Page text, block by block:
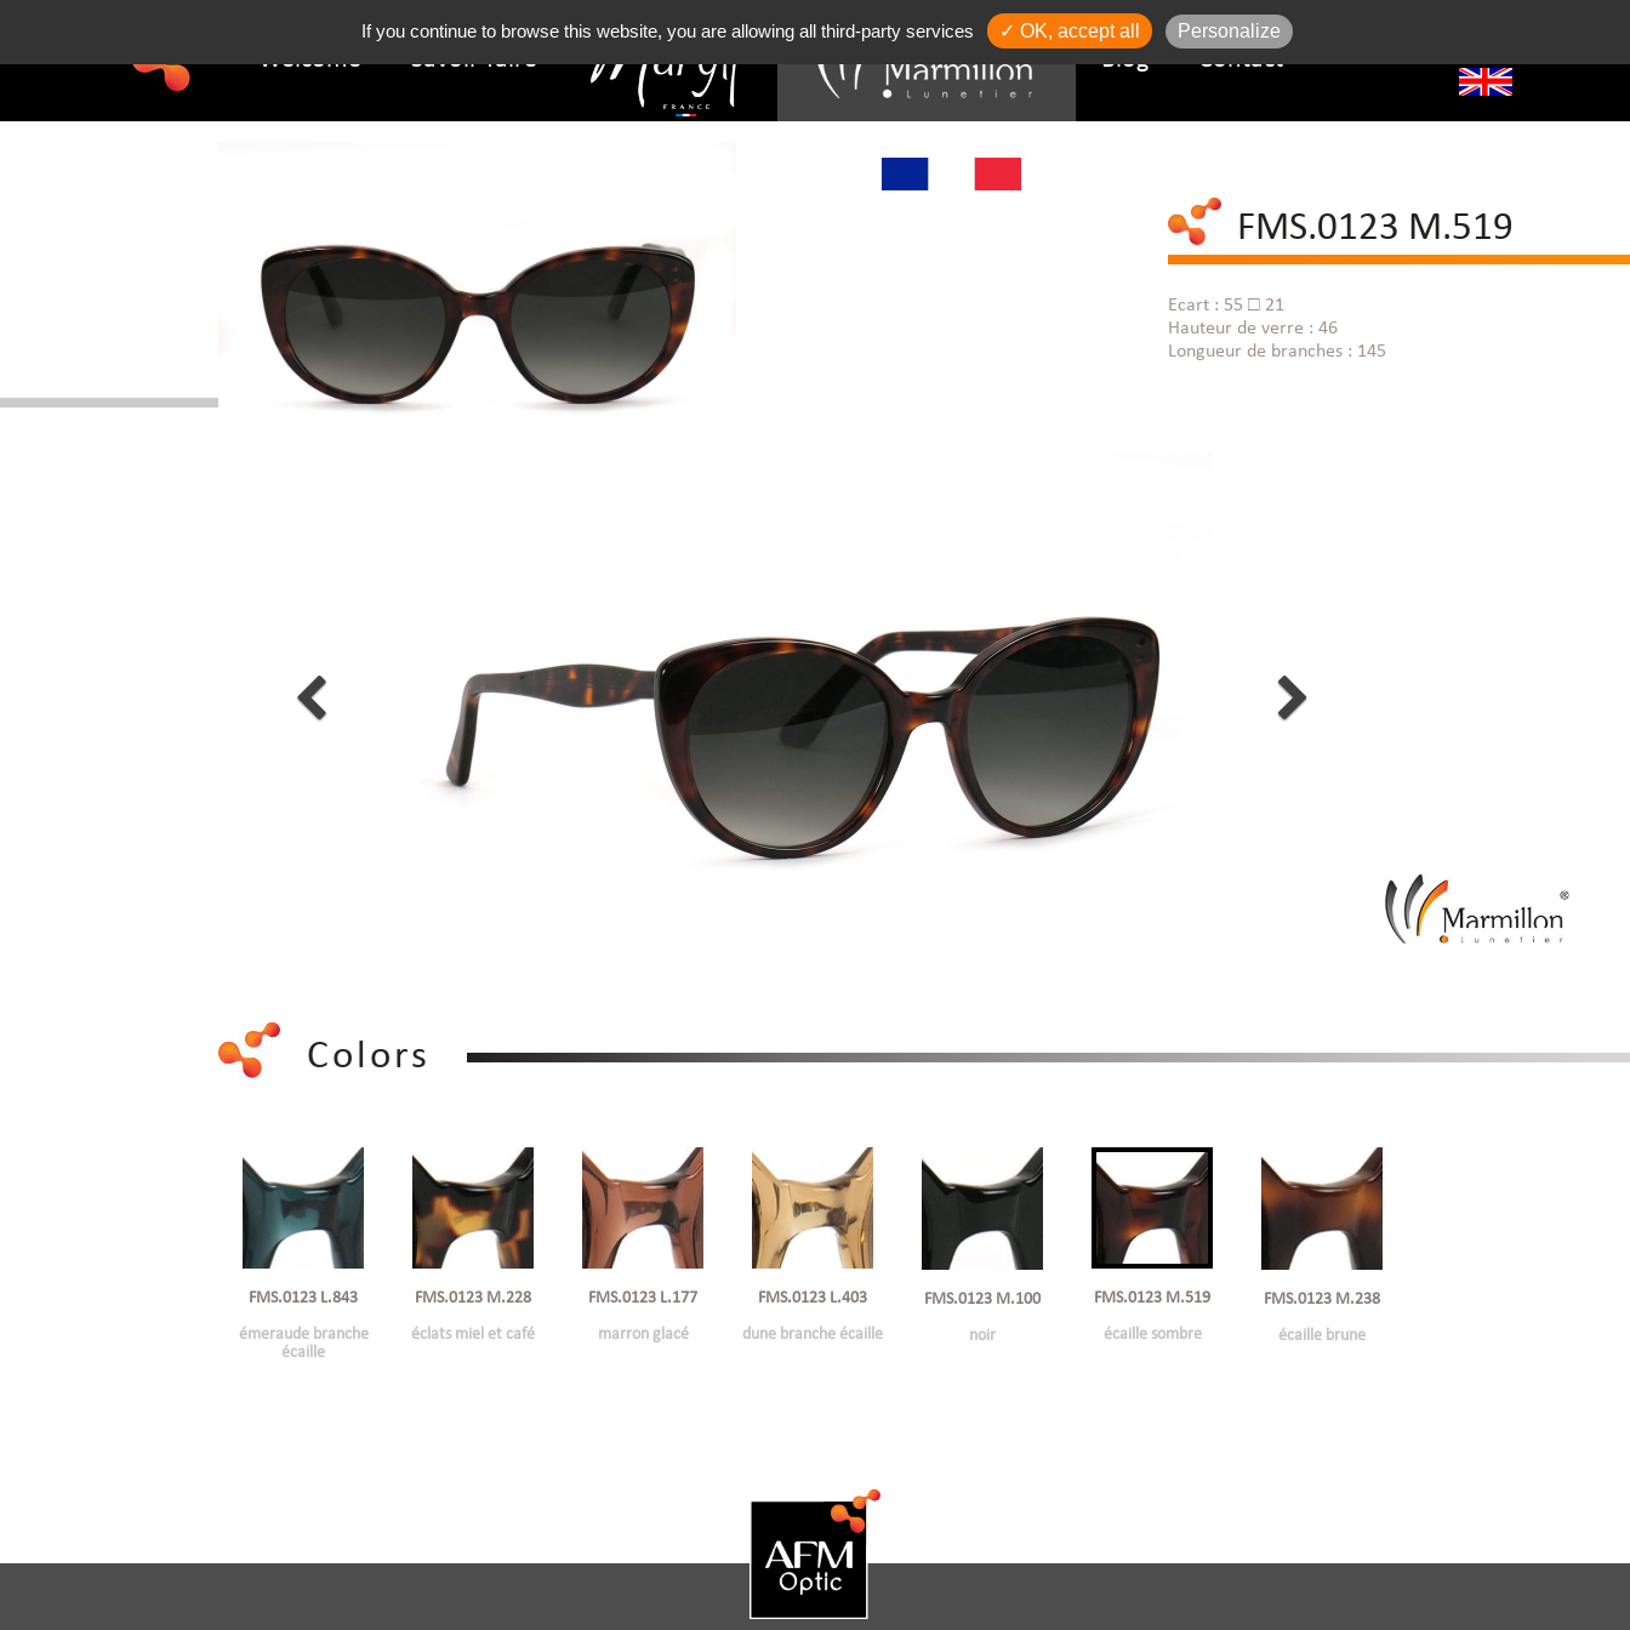
Welcome Savoir-faire Blog Contact
FMS.0123 M.519
Ecart : 55 □ 21
Hauteur de verre : 46
Longueur de branches : 145
Colors
FMS.0123 L.843
émeraude branche
écaille
FMS.0123 M.228
éclats miel et café
FMS.0123 L.177
marron glacé
FMS.0123 L.403
dune branche écaille
FMS.0123 M.100
noir
FMS.0123 M.519
écaille sombre
FMS.0123 M.238
écaille brune
If you continue to browse this website, you are allowing all third-party services ✓ OK, accept all Personalize